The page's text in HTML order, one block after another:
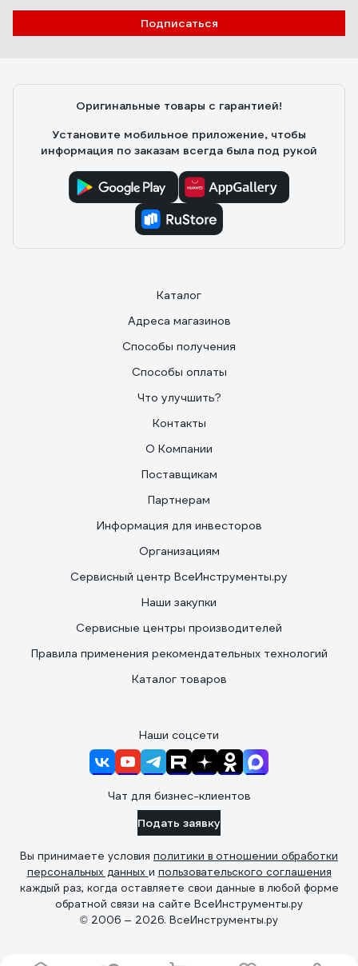
8910850
Кирилл
22.08.2025
Подписаться
Оригинальные товары с гарантией!
Установите мобильное приложение, чтобы
информация по заказам всегда была под рукой
Каталог
Адреса магазинов
Способы получения
Способы оплаты
Что улучшить?
Контакты
О Компании
Поставщикам
Партнерам
Информация для инвесторов
Организациям
Сервисный центр ВсеИнструменты.ру
Наши закупки
Сервисные центры производителей
Правила применения рекомендательных технологий
Каталог товаров
Наши соцсети
Чат для бизнес-клиентов
Подать заявку
Вы принимаете условия политики в отношении обработки
персональных данных и пользовательского соглашения
каждый раз, когда оставляете свои данные в любой форме
обратной связи на сайте ВсеИнструменты.ру
© 2006 — 2026. ВсеИнструменты.ру